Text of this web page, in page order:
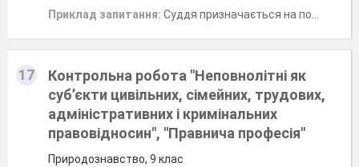
Приклад запитання: Суддя призначається на посаду...
17
Контрольна робота "Неповнолітні як
суб’єкти цивільних, сімейних, трудових,
адміністративних і кримінальних
правовідносин", "Правнича професія"
Природознавство, 9 клас